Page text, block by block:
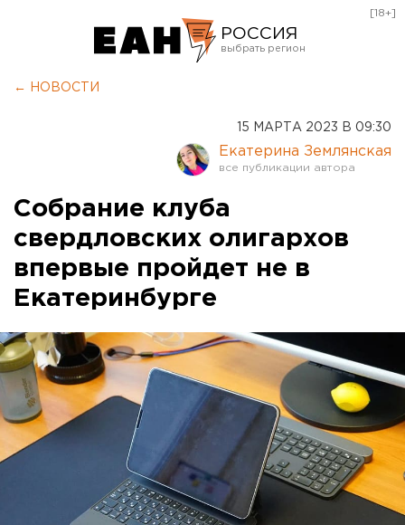
РОССИЯ
Оренбург
[18+]
← НОВОСТИ
15 МАРТА 2023 В 09:30
Екатерина Землянская
Собрание клуба
свердловских олигархов
впервые пройдет не в
Екатеринбурге